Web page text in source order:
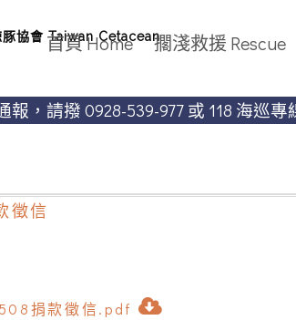
豚協會 Taiwan Cetacean
首頁 Home 擱淺救援 Rescue
報，請撥 0928-539-977 或 118 海巡專
報，請撥 0928-539-977 或 118 海巡專
徵信
捐款徵信.pdf